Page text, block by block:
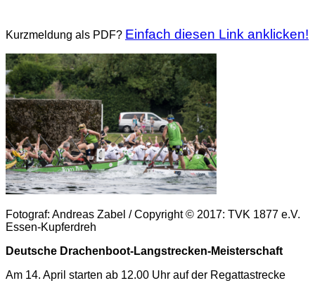
Kurzmeldung als PDF? Einfach diesen Link anklicken!
Fotograf: Andreas Zabel / Copyright © 2017: TVK 1877 e.V.
Essen-Kupferdreh
Deutsche Drachenboot-Langstrecken-Meisterschaft
Am 14. April starten ab 12.00 Uhr auf der Regattastrecke